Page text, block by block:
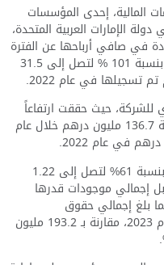
المالية، إحدى المؤسسات
الإمارات العربية المتحدة،
في صافي أرباحها عن الفترة
المنتهية في 31 ديسمبر من عام 2023 بنسبة 101 % لتصل إلى 31.5
للشركة، حيث حققت ارتفاعاً
في إجمالي الإيرادات بنسبة 60% مسجلة 136.7 مليون درهم خلال عام
وارتفع إجمالي الموجودات لدى الشركة بنسبة 61% لتصل إلى 1.22
2023، وذلك مقابل إجمالي موجودات قدرها
درهم خلال العام 2022. كما بلغ إجمالي حقوق
المساهمين 226.4 مليون درهم خلال عام 2023، مقارنة بـ 193.2 مليون